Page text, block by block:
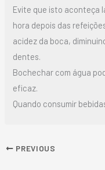
Evite que isto aconteça
hora depois das
acidez da boca,
dentes.
Bochechar com água
eficaz.
Quando consumir
PREVIOUS